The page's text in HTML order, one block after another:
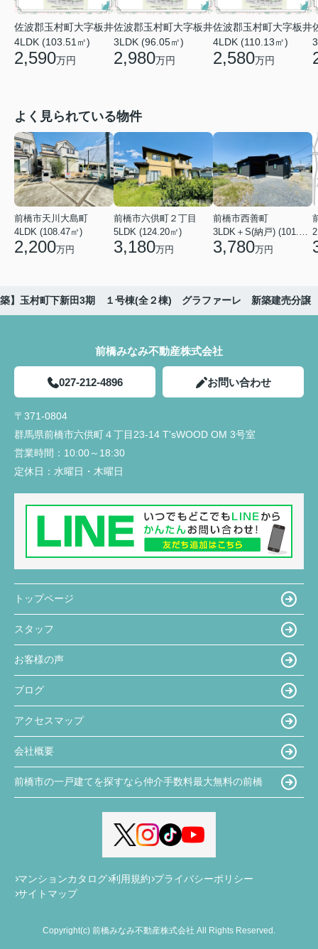
佐波郡玉村町大字板井
4LDK (103.51㎡)
2,590万円
佐波郡玉村町大字板井
3LDK (96.05㎡)
2,980万円
佐波郡玉村町大字板井
4LDK (110.13㎡)
2,580万円
よく見られている物件
前橋市天川大島町
4LDK (108.47㎡)
2,200万円
前橋市六供町２丁目
5LDK (124.20㎡)
3,180万円
前橋市西善町
3,780万円
】玉村町下新田3期 １号棟(全２棟) グラファーレ 新築建売分譲
前橋みなみ不動産株式会社
027-212-4896 お問い合わせ
〒371-0804
群馬県前橋市六供町４丁目23‐14 T'sWOOD OM 3号室
営業時間： 10:00～18:30
定休日： 水曜日・木曜日
トップページ
スタッフ
お客様の声
ブログ
アクセスマップ
会社概要
前橋市の一戸建てを探すなら仲介手数料最大無料の前橋
マンションカタログ 利用規約 プライバシーポリシー
サイトマップ
Copyright(c) 前橋みなみ不動産株式会社 All Rights Reserved.